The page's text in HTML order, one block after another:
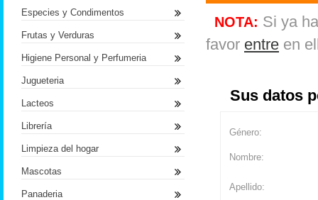
NOTA: Si ya
favor entre en
Sus datos
Género:
Nombre:
Apellido:
Especies y Condimentos
Frutas y Verduras
Higiene Personal y Perfumeria
Jugueteria
Lacteos
Librería
Limpieza del hogar
Mascotas
Panaderia